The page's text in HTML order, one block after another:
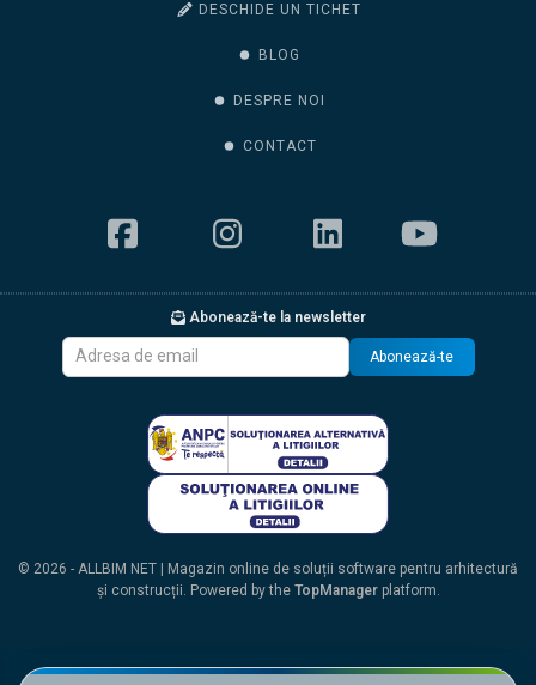
DESCHIDE UN TICHET
BLOG
DESPRE NOI
CONTACT
Abonează-te la newsletter
Abonează-te
© 2026 - ALLBIM NET | Magazin online de soluții software pentru arhitectură
și construcții. Powered by the TopManagerplatform.